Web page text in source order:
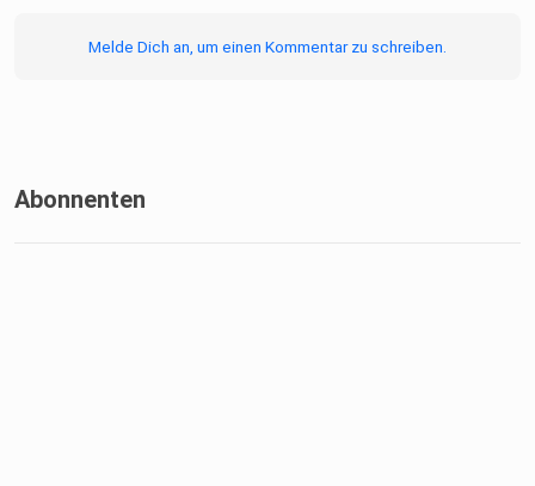
Melde Dich an, um einen Kommentar zu schreiben.
Abonnenten